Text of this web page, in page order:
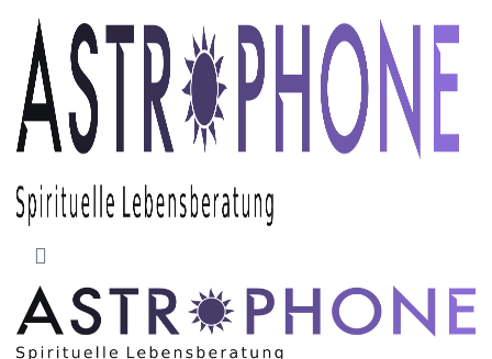
Skip to main content